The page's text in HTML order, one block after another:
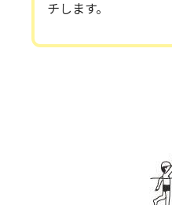
チします。